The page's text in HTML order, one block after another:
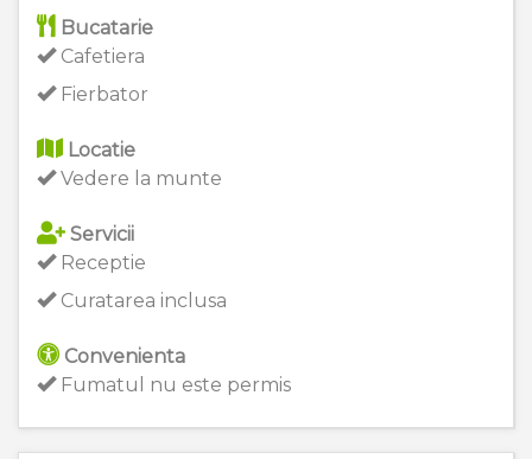
Bucatarie
Cafetiera
Fierbator
Locatie
Vedere la munte
Servicii
Receptie
Curatarea inclusa
Convenienta
Fumatul nu este permis